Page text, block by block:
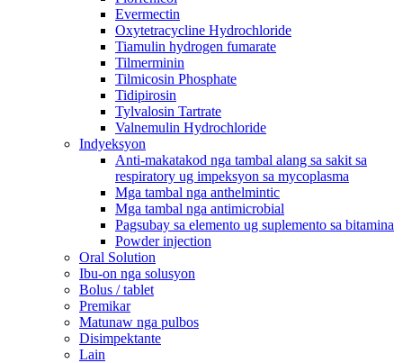
Evermectin
Oxytetracycline Hydrochloride
Tiamulin hydrogen fumarate
Tilmerminin
Tilmicosin Phosphate
Tidipirosin
Tylvalosin Tartrate
Valnemulin Hydrochloride
Indyeksyon
Anti-makatakod nga tambal alang sa sakit sa
respiratory ug impeksyon sa mycoplasma
Mga tambal nga anthelmintic
Mga tambal nga antimicrobial
Pagsubay sa elemento ug suplemento sa bitamina
Powder injection
Oral Solution
Ibu-on nga solusyon
Bolus / tablet
Premikar
Matunaw nga pulbos
Disimpektante
Lain